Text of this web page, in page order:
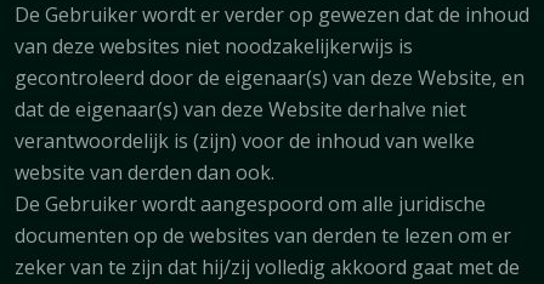
De Gebruiker wordt er verder op gewezen dat de inhoud
van deze websites niet noodzakelijkerwijs is
gecontroleerd door de eigenaar(s) van deze Website, en
dat de eigenaar(s) van deze Website derhalve niet
verantwoordelijk is (zijn) voor de inhoud van welke
website van derden dan ook.
De Gebruiker wordt aangespoord om alle juridische
documenten op de websites van derden te lezen om er
zeker van te zijn dat hij/zij volledig akkoord gaat met de